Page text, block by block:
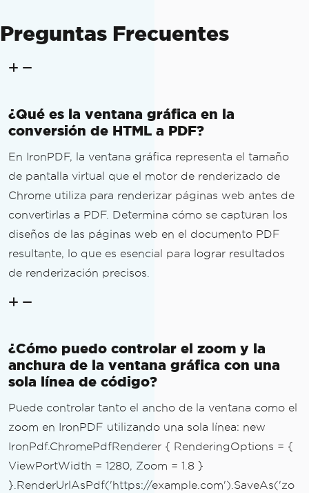
Preguntas Frecuentes
¿Qué es la ventana gráfica en la
conversión de HTML a PDF?
En IronPDF, la ventana gráfica representa el tamaño
de pantalla virtual que el motor de renderizado de
Chrome utiliza para renderizar páginas web antes de
convertirlas a PDF. Determina cómo se capturan los
diseños de las páginas web en el documento PDF
resultante, lo que es esencial para lograr resultados
de renderización precisos.
¿Cómo puedo controlar el zoom y la
anchura de la ventana gráfica con una
sola línea de código?
Puede controlar tanto el ancho de la ventana como el
zoom en IronPDF utilizando una sola línea: new
IronPdf.ChromePdfRenderer { RenderingOptions = {
ViewPortWidth = 1280, Zoom = 1.8 }
}.RenderUrlAsPdf('https://example.com').SaveAs('zo